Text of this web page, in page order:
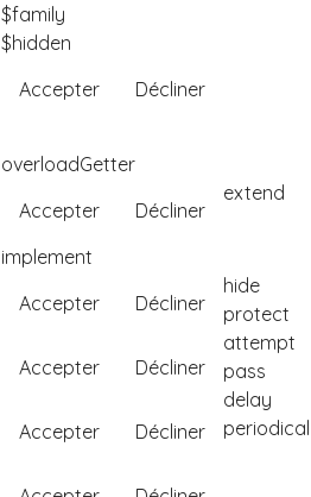
$family
$hidden
Accepter
Décliner
overloadGetter
Accepter
Décliner
extend
implement
Accepter
Décliner
hide
protect
Accepter Décliner
attempt
pass
Accepter Décliner
delay
periodical